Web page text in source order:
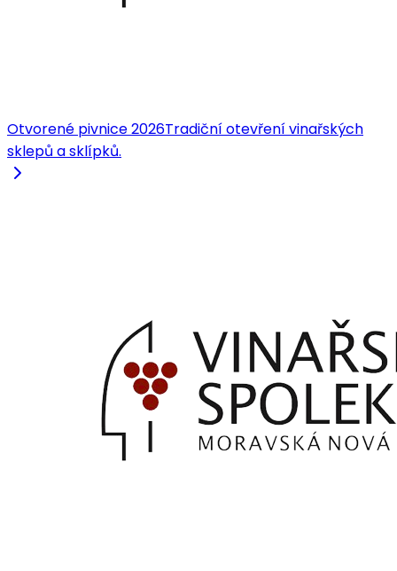
Otvorené pivnice 2026Tradiční otevření vinařských
sklepů a sklípků.